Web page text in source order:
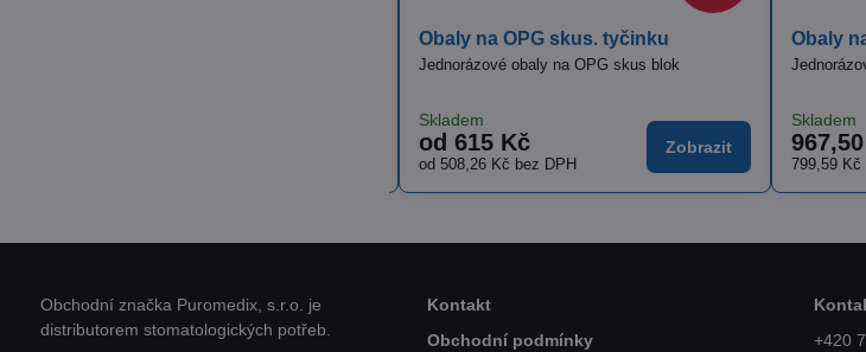
Obaly na kousací blok 3D RTG
Jednorázové obaly na 3D skus. blok, 200 ks
Skladem
967,50 Kč
799,59 Kč bez DPH
Do košíku
Obchodní značka Puromedix, s.r.o. je
distributorem stomatologických potřeb.
Kontakt
Obchodní podmínky
+420